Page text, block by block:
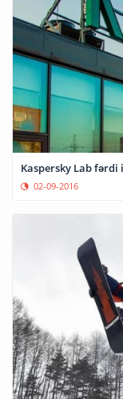
Kaspersky Lab
02-09-2016